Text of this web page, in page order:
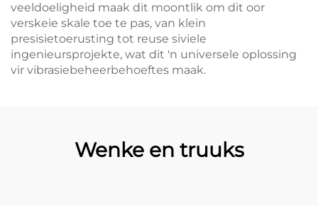
veeldoeligheid maak dit moontlik om dit oor
verskeie skale toe te pas, van klein
presisietoerusting tot reuse siviele
ingenieursprojekte, wat dit 'n universele oplossing
vir vibrasiebeheerbehoeftes maak.
Wenke en truuks